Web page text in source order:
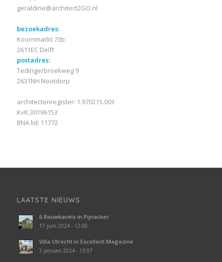
geraldine@architect2GO.nl
bezoekadres:
Koornmarkt 73b
2611EC Delft
postadres:
Tedingerbroekweg 9
2631NH Nootdorp
architectenregister: 1.970215.003
KvK:30196153
BNA lid: 11772
LAATSTE NIEUWS
6 Bouwkavels in Pijnacker
17 juni 2024 - 12:00
Villa Utrecht in Excellent Magazine
2 januari 2024 - 13:07